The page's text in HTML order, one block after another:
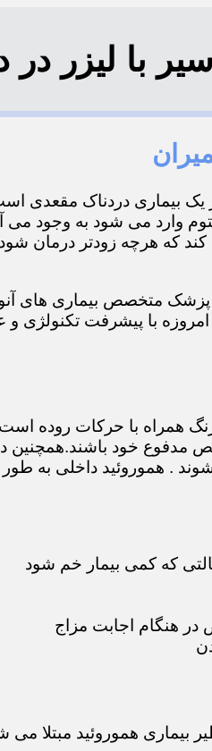
با لیزر در
یک بیماری دردناک مقعدی
وارد می شود به وجود می
که هرچه زودتر درمان
پزشک متخصص بیماری های
امروزه با پیشرفت تکنولژی
همراه با حرکات روده
مدفوع خود باشند.همچنین
. هموروئید داخلی به
که کمی بیمار خم شود
در هنگام اجابت مزاج
بیماری هموروئید مبتلا